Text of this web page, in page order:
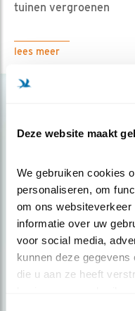
Deze website maakt
We gebruiken cookies
personaliseren, om
om ons
informatie over uw
voor social media,
kunnen deze
die u aan ze heeft
tuinen vergroenen
lees meer
Op de hoogte
over vogels en
AANMELDEN